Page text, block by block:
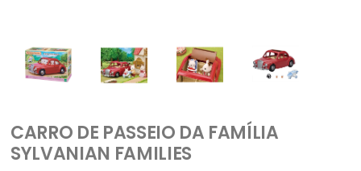
CARRO DE PASSEIO DA FAMÍLIA
SYLVANIAN FAMILIES